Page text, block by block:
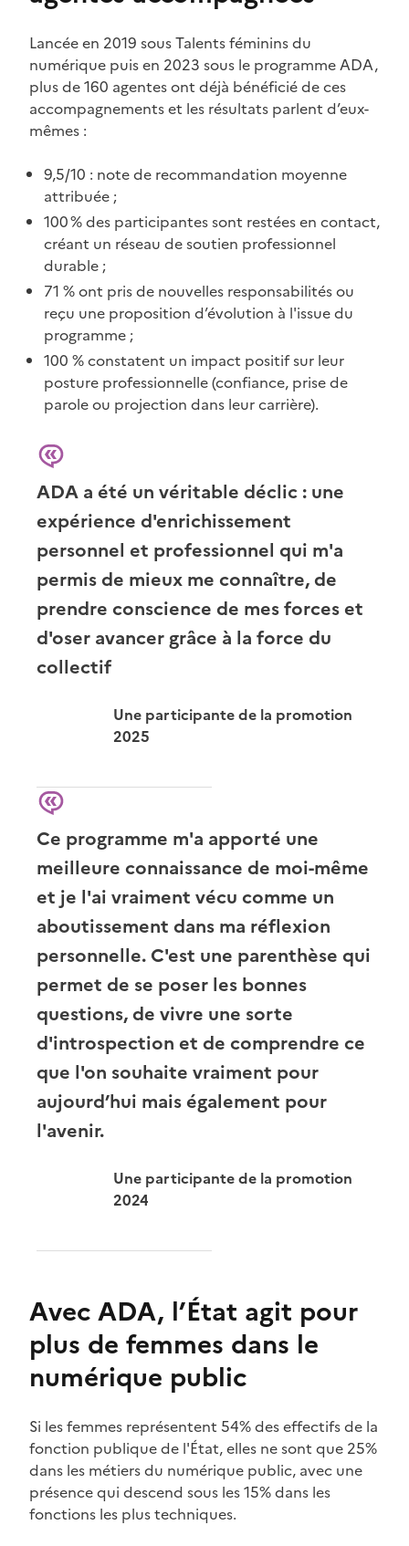
Lancée en 2019 sous Talents féminins du
numérique puis en 2023 sous le programme ADA,
plus de 160 agentes ont déjà bénéficié de ces
accompagnements et les résultats parlent d’eux-
mêmes :
9,5/10 : note de recommandation moyenne
attribuée ;
100 % des participantes sont restées en contact,
créant un réseau de soutien professionnel
durable ;
71 % ont pris de nouvelles responsabilités ou
reçu une proposition d’évolution à l'issue du
programme ;
100 % constatent un impact positif sur leur
posture professionnelle (confiance, prise de
parole ou projection dans leur carrière).
ADA a été un véritable déclic : une
expérience d'enrichissement
personnel et professionnel qui m'a
permis de mieux me connaître, de
prendre conscience de mes forces et
d'oser avancer grâce à la force du
collectif
Une participante de la promotion
2025
Ce programme m'a apporté une
meilleure connaissance de moi-même
et je l'ai vraiment vécu comme un
aboutissement dans ma réflexion
personnelle. C'est une parenthèse qui
permet de se poser les bonnes
questions, de vivre une sorte
d'introspection et de comprendre ce
que l'on souhaite vraiment pour
aujourd’hui mais également pour
l'avenir.
Une participante de la promotion
2024
Avec ADA, l’État agit pour
plus de femmes dans le
numérique public
Si les femmes représentent 54% des effectifs de la
fonction publique de l'État, elles ne sont que 25%
dans les métiers du numérique public, avec une
présence qui descend sous les 15% dans les
fonctions les plus techniques.